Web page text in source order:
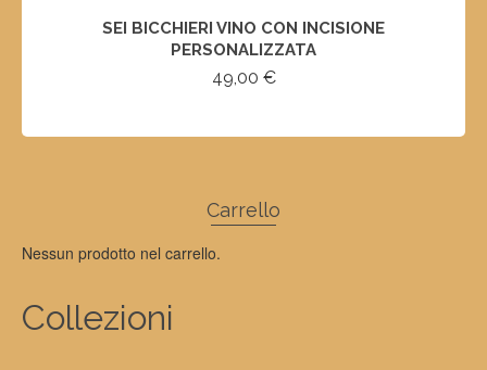
SEI BICCHIERI VINO CON INCISIONE
PERSONALIZZATA
49,00 €
Carrello
Nessun prodotto nel carrello.
Collezioni